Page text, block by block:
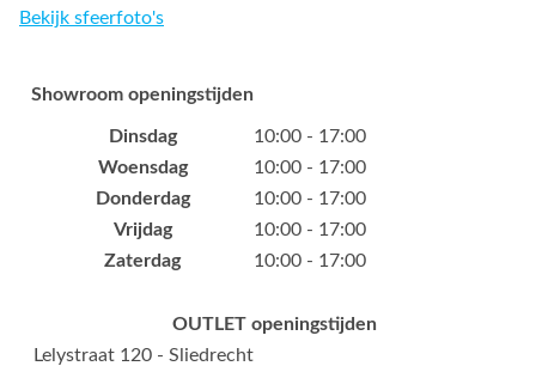
Bekijk sfeerfoto's
Showroom openingstijden
Dinsdag
10:00 - 17:00
Woensdag
10:00 - 17:00
Donderdag
10:00 - 17:00
Vrijdag
10:00 - 17:00
Zaterdag
10:00 - 17:00
OUTLET openingstijden
Lelystraat 120 - Sliedrecht